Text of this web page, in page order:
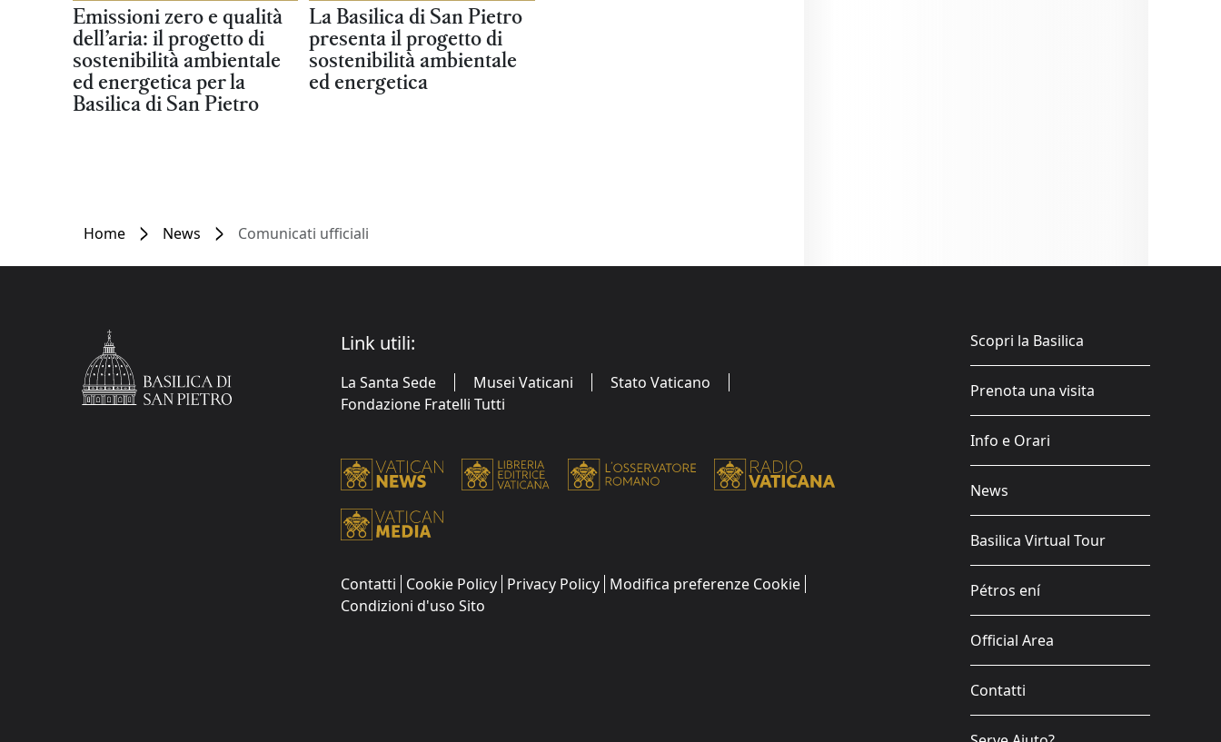
Emissioni zero e qualità
dell’aria: il progetto di
sostenibilità ambientale
ed energetica per la
Basilica di San Pietro
La Basilica di San Pietro
presenta il progetto di
sostenibilità ambientale
ed energetica
Home News Comunicati ufficiali
Link utili:
La Santa Sede Musei Vaticani
Stato Vaticano
Fondazione Fratelli Tutti
Contatti Cookie Policy Privacy Policy Modifica preferenze Cookie
Condizioni d'uso Sito
Scopri la Basilica
Prenota una visita
Info e Orari
News
Basilica Virtual Tour
Pétros ení
Official Area
Contatti